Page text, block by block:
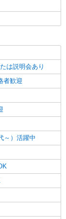
は説明会あり
者歓迎
～）活躍中